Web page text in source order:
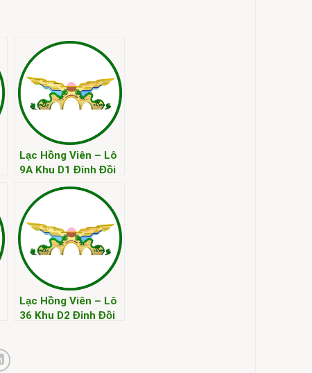
Lạc Hồng Viên – Lô
9A Khu D1 Đỉnh Đồi
Lạc Hồng Viên – Lô
36 Khu D2 Đỉnh Đồi